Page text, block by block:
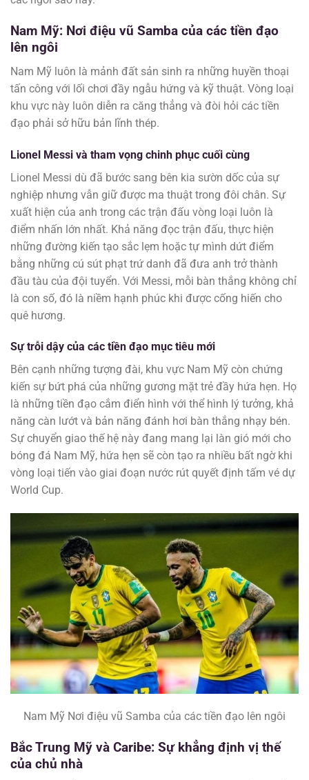
Nam Mỹ: Nơi điệu vũ Samba của các tiền đạo
lên ngôi
Nam Mỹ luôn là mảnh đất sản sinh ra những huyền thoại
tấn công với lối chơi đầy ngẫu hứng và kỹ thuật. Vòng loại
khu vực này luôn diễn ra căng thẳng và đòi hỏi các tiền
đạo phải sở hữu bản lĩnh thép.
Lionel Messi và tham vọng chinh phục cuối cùng
Lionel Messi dù đã bước sang bên kia sườn dốc của sự
nghiệp nhưng vẫn giữ được ma thuật trong đôi chân. Sự
xuất hiện của anh trong các trận đấu vòng loại luôn là
điểm nhấn lớn nhất. Khả năng đọc trận đấu, thực hiện
những đường kiến tạo sắc lẹm hoặc tự mình dứt điểm
bằng những cú sút phạt trứ danh đã đưa anh trở thành
đầu tàu của đội tuyển. Với Messi, mỗi bàn thắng không chỉ
là con số, đó là niềm hạnh phúc khi được cống hiến cho
quê hương.
Sự trỗi dậy của các tiền đạo mục tiêu mới
Bên cạnh những tượng đài, khu vực Nam Mỹ còn chứng
kiến sự bứt phá của những gương mặt trẻ đầy hứa hẹn. Họ
là những tiền đạo cắm điển hình với thể hình lý tưởng, khả
năng càn lướt và bản năng đánh hơi bàn thắng nhạy bén.
Sự chuyển giao thế hệ này đang mang lại làn gió mới cho
bóng đá Nam Mỹ, hứa hẹn sẽ còn tạo ra nhiều bất ngờ khi
vòng loại tiến vào giai đoạn nước rút quyết định tấm vé dự
World Cup.
Nam Mỹ Nơi điệu vũ Samba của các tiền đạo lên ngôi
Bắc Trung Mỹ và Caribe: Sự khẳng định vị thế
của chủ nhà